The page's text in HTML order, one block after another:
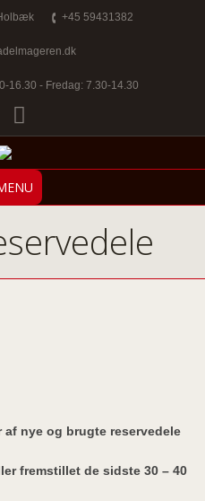
+45 59431382
16.30 - Fredag: 7.30-14.30
Facebook
af nye og brugte reservedele
fremstillet de sidste 30 – 40